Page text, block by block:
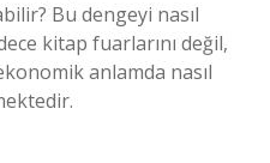
Bu dengeyi nasıl
kitap fuarlarını değil,
anlamda nasıl